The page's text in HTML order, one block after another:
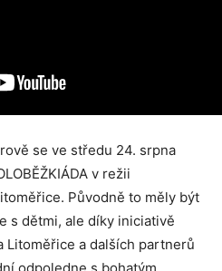
se ve středu 24. srpna
v režii
Původně to měly být
s dětmi, ale díky iniciativě
Litoměřice a dalších partnerů